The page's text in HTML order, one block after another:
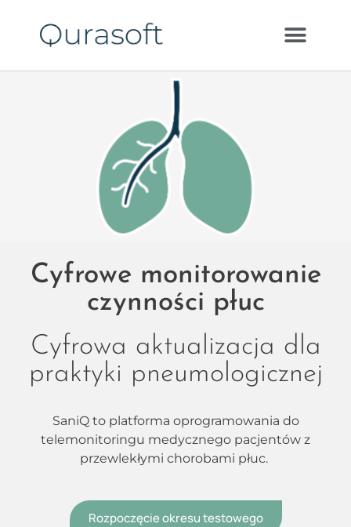
Cyfrowe monitorowanie
czynności płuc
Cyfrowa aktualizacja dla
praktyki pneumologicznej
SaniQ to platforma oprogramowania do
telemonitoringu medycznego pacjentów z
przewlekłymi chorobami płuc.
Rozpoczęcie okresu testowego